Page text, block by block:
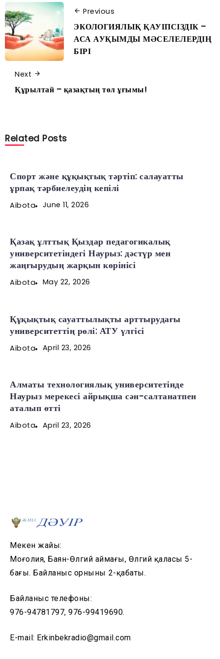
Previous
ЭКОЛОГИЯЛЫҚ ҚАУІПСІЗДІК –
АСА АУҚЫМДЫ МӘСЕЛЕЛЕРДІҢ
БІРІ
Next
Құрылтай – қазақтың төл ұғымы!
Related Posts
Спорт және құқықтық тәртіп: салауатты
ұрпақ тәрбиелеудің кепілі
Aibota June 11, 2026
Қазақ ұлттық Қыздар педагогикалық
университетіндегі Наурыз: дәстүр мен
жаңғырудың жарқын көрінісі
Aibota May 22, 2026
Құқықтық сауаттылықты арттырудағы
университеттің рөлі: АТУ үлгісі
Aibota April 23, 2026
Алматы технологиялық университетінде
Наурыз мерекесі айрықша сән-салтанатпен
аталып өтті
Aibota April 23, 2026
Мекен жайы:
Моңғолия, Баян-Өлгий аймағы, Өлгий қаласы 5-
бағы. Байланыс орнының 2-қабаты.
Байланыс телефоны:
976-94781797, 976-99419690.
E-mail: Erkinbekradio@gmail.com